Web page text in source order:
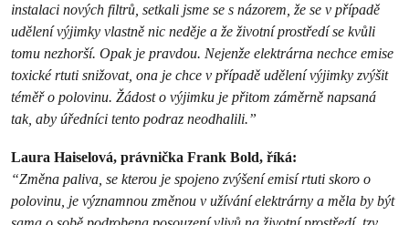
instalaci nových filtrů, setkali jsme se s názorem, že se v případě
udělení výjimky vlastně nic neděje a že životní prostředí se kvůli
tomu nezhorší. Opak je pravdou. Nejenže elektrárna nechce emise
toxické rtuti snižovat, ona je chce v případě udělení výjimky zvýšit
téměř o polovinu. Žádost o výjimku je přitom záměrně napsaná
tak, aby úředníci tento podraz neodhalili.”
Laura Haiselová, právnička Frank Bold, říká:
“Změna paliva, se kterou je spojeno zvýšení emisí rtuti skoro o
polovinu, je významnou změnou v užívání elektrárny a měla by být